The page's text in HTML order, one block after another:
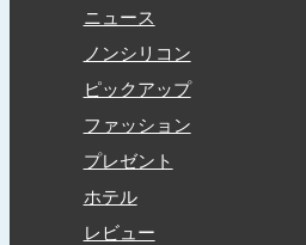
ニュース
ノンシリコン
ピックアップ
ファッション
プレゼント
ホテル
レビュー